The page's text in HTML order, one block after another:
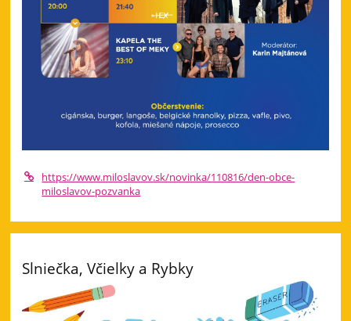
https://www.miloslavov.sk/novinka/110816/den-obce-
miloslavov-pozvanka
Slniečka, Včielky a Rybky